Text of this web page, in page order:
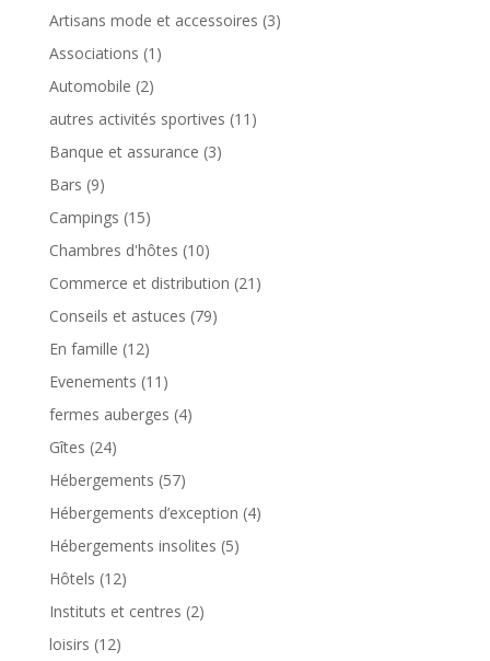
Artisans mode et accessoires (3)
Associations (1)
Automobile (2)
autres activités sportives (11)
Banque et assurance (3)
Bars (9)
Campings (15)
Chambres d'hôtes (10)
Commerce et distribution (21)
Conseils et astuces (79)
En famille (12)
Evenements (11)
fermes auberges (4)
Gîtes (24)
Hébergements (57)
Hébergements d’exception (4)
Hébergements insolites (5)
Hôtels (12)
Instituts et centres (2)
loisirs (12)